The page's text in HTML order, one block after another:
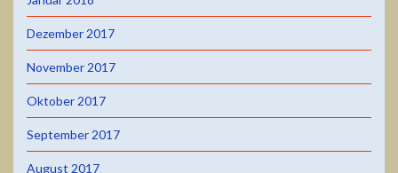
Dezember 2017
November 2017
Oktober 2017
September 2017
August 2017